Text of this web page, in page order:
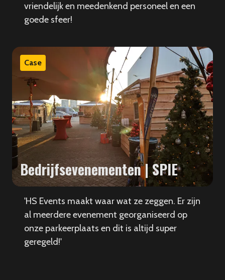
vriendelijk en meedenkend personeel en een
goede sfeer!
Case
Bedrijfsevenementen | SPIE
'HS Events maakt waar wat ze zeggen. Er zijn
al meerdere evenement georganiseerd op
onze parkeerplaats en dit is altijd super
geregeld!'